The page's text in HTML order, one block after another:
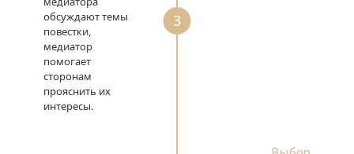
3
обсуждают темы
повестки,
медиатор
помогает
сторонам
прояснить их
интересы.